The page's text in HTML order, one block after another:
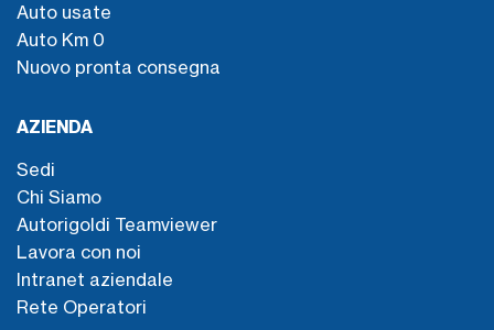
Auto usate
Auto Km 0
Nuovo pronta consegna
AZIENDA
Sedi
Chi Siamo
Autorigoldi Teamviewer
Lavora con noi
Intranet aziendale
Rete Operatori